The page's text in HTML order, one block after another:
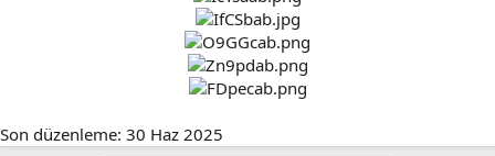
Son düzenleme: 30 Haz 2025